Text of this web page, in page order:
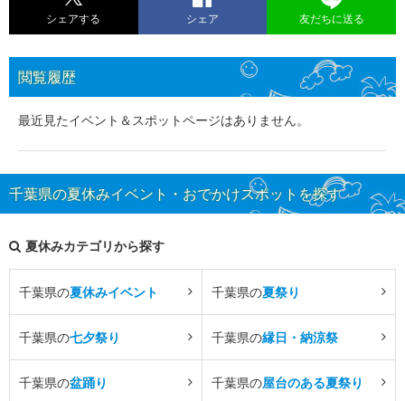
シェアする シェア 友だちに送る
閲覧履歴
最近見たイベント＆スポットページはありません。
千葉県の夏休みイベント・おでかけスポットを探す
夏休みカテゴリから探す
千葉県の夏休みイベント 千葉県の夏祭り
千葉県の七夕祭り 千葉県の縁日・納涼祭
千葉県の盆踊り 千葉県の屋台のある夏祭り